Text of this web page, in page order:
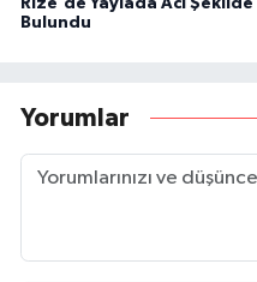
Rize'de Yaylada Acı Şekilde
Bulundu
Yorumlar